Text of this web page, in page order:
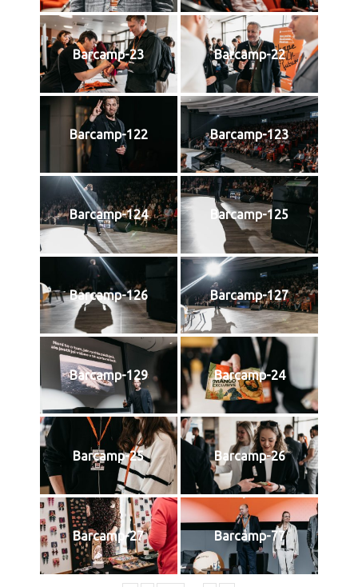
Barcamp-23 Barcamp-22
Barcamp-122 Barcamp-123
Barcamp-124 Barcamp-125
Barcamp-126 Barcamp-127
Barcamp-129 Barcamp-24
Barcamp-25 Barcamp-26
Barcamp-27 Barcamp-77